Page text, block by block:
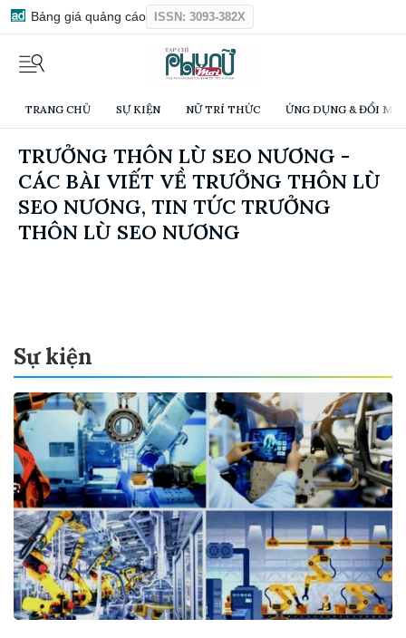
Bảng giá quảng cáo ISSN: 3093-382X
TRANG CHỦ SỰ KIỆN NỮ TRÍ THỨC ỨNG DỤNG & ĐỔI
TRƯỞNG THÔN LÙ SEO NƯƠNG -
CÁC BÀI VIẾT VỀ TRƯỞNG THÔN LÙ
SEO NƯƠNG, TIN TỨC TRƯỞNG
THÔN LÙ SEO NƯƠNG
Sự kiện